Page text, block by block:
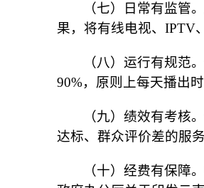
（七）日常有监管
果，将有线电视、IPTV
（八）运行有规范
90%，原则上每天播出
（九）绩效有考核
达标、群众评价差的服
（十）经费有保障